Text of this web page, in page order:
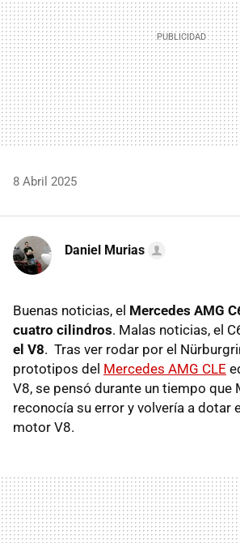
8 Abril 2025
Daniel Murias
Buenas noticias, el Mercedes AMG
cuatro cilindros. Malas noticias, el
el V8. Tras ver rodar por el
prototipos del Mercedes AMG CLE
V8, se pensó durante un tiempo que
reconocía su error y volvería a dotar
motor V8.